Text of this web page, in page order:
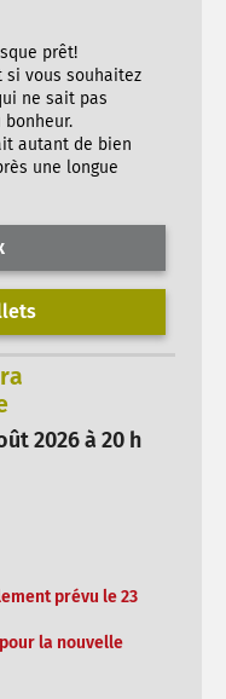
prêt!
si vous souhaitez
ne sait pas
autant de bien
une longue
2026 à 20 h
prévu le 23
la nouvelle